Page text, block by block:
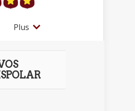
Plus